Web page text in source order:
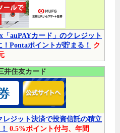
「auPAYカード」のクレジット
Pontaポイントが貯まる！
ク
井住友カード
ジット決済で投資信託の積立
0.5%ポイント付与、年間